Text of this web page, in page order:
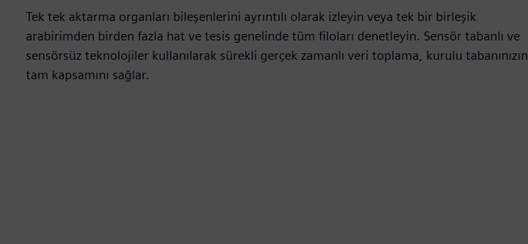
Tek tek aktarma organları bileşenlerini ayrıntılı olarak izleyin veya tek bir birleşik
arabirimden birden fazla hat ve tesis genelinde tüm filoları denetleyin. Sensör tabanlı ve
sensörsüz teknolojiler kullanılarak sürekli gerçek zamanlı veri toplama, kurulu tabanınızın
tam kapsamını sağlar.